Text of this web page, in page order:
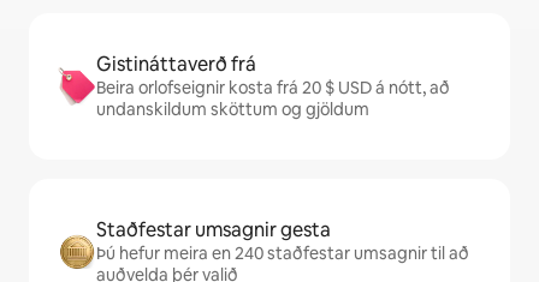
Gistináttaverð frá
Beira orlofseignir kosta frá 20 $ USD á nótt, að
undanskildum sköttum og gjöldum
Staðfestar umsagnir gesta
Þú hefur meira en 240 staðfestar umsagnir til að
auðvelda þér valið